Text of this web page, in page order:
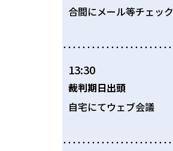
合間にメール等チェック
13:30
裁判期日出頭
自宅にてウェブ会議